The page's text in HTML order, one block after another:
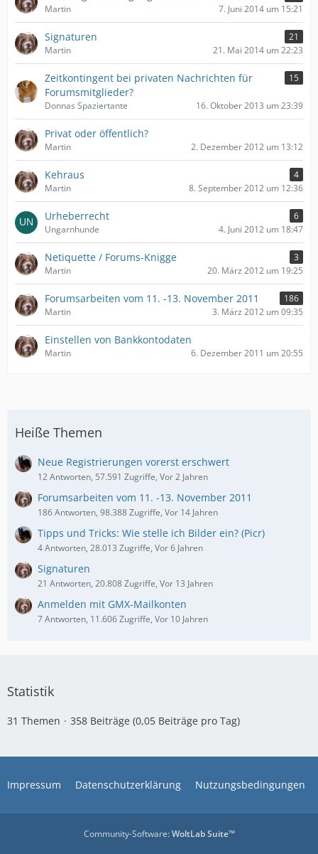
Martin
7. Juni 2014 um 15:21
Signaturen
21
Martin
21. Mai 2014 um 22:23
Zeitkontingent bei privaten Nachrichten für
Forumsmitglieder?
15
Donnas Spaziertante 16. Oktober 2013 um 23:39
Privat oder öffentlich?
Martin 2. Dezember 2012 um 13:12
Kehraus
4
Martin
8. September 2012 um 12:36
Urheberrecht
6
Ungarnhunde
4. Juni 2012 um 18:47
Netiquette / Forums-Knigge
3
Martin
20. März 2012 um 19:25
Forumsarbeiten vom 11. -13. November 2011
186
Martin
3. März 2012 um 09:35
Einstellen von Bankkontodaten
Martin 6. Dezember 2011 um 20:55
Heiße Themen
Neue Registrierungen vorerst erschwert
12 Antworten, 57.591 Zugriffe, Vor 2 Jahren
Forumsarbeiten vom 11. -13. November 2011
186 Antworten, 98.388 Zugriffe, Vor 14 Jahren
Tipps und Tricks: Wie stelle ich Bilder ein? (Picr)
4 Antworten, 28.013 Zugriffe, Vor 6 Jahren
Signaturen
21 Antworten, 20.808 Zugriffe, Vor 13 Jahren
Anmelden mit GMX-Mailkonten
7 Antworten, 11.606 Zugriffe, Vor 10 Jahren
Statistik
31 Themen 358 Beiträge (0,05 Beiträge pro Tag)
Impressum Datenschutzerklärung Nutzungsbedingungen
Community-Software:WoltLab Suite™